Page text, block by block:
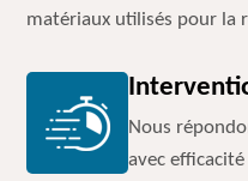
matériaux utilisés pour la
Nous
avec